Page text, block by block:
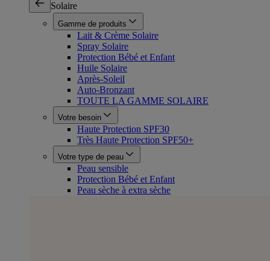
Solaire
Gamme de produits
Lait & Crème Solaire
Spray Solaire
Protection Bébé et Enfant
Huile Solaire
Après-Soleil
Auto-Bronzant
TOUTE LA GAMME SOLAIRE
Votre besoin
Haute Protection SPF30
Très Haute Protection SPF50+
Votre type de peau
Peau sensible
Protection Bébé et Enfant
Peau sèche à extra sèche